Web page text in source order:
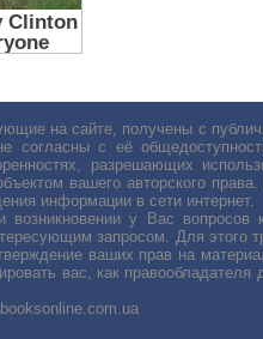
на сайте, получены с
согласны с её
разрешающих
вашего авторского
информации в сети интернет.
возникновении у Вас
запросом. Для этого
ваших прав на
вас, как